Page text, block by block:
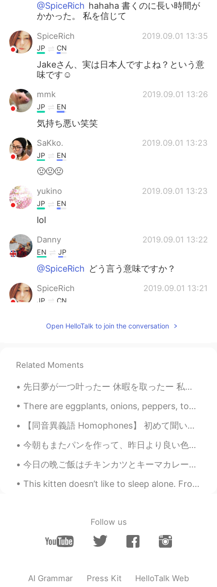
@SpiceRich hahaha 書くのに長い時間が
かかった。 私を信じて
SpiceRich 2019.09.01 13:35
JP CN
Jakeさん、実は日本人ですよね？という意
味です☺
mmk 2019.09.01 13:26
JP EN
気持ち悪い笑笑
SaKko. 2019.09.01 13:23
JP EN
🤢🤢🤢
yukino 2019.09.01 13:23
JP EN
lol
Danny 2019.09.01 13:22
EN JP
@SpiceRich どう言う意味ですか？
SpiceRich 2019.09.01 13:21
JP CN
You are sooo ingenious! I'll try it!!!!
oden 2019.09.01 13:21
ken 2019.09.01 13:20
JP EN
Lol
Danny 2019.09.01 13:18
EN
Open HelloTalk to join the conversation
Related Moments
先日夢が一つ叶ったー 休暇を取ったー 私は平日休みが大好きだー 空気が違うんだよねー 平日の楽しい外出💕 私はそれを平日の世界って呼んで居るんだが、 今日は理想の休日😁 前から行ってみたかっ...
There are eggplants, onions, peppers, tomatoes, basil, and parsley growing in our garden. It’s th...
【同音異義語 Homophones】 初めて聞いた英和ダジャレです。 前フリ：Have you ever ate 納豆？ オチ： ネバネバ（never never） Pun（ダジャレ）は...
今朝もまたパンを作って、昨日より良い色と形になるように気をつけた This morning I made more bread, and was careful to try for a bet...
今日の晩ご飯はチキンカツとキーマカレーです！🍛🤩ターリー屋という店です。美味しそう！いただきまぁーーーす！😆✨ Today I’m having chicken cutlet and keem...
This kitten doesn’t like to sleep alone. From no where it just climbs on you. I tried putting it...
Follow us
AI Grammar Press Kit HelloTalk Web